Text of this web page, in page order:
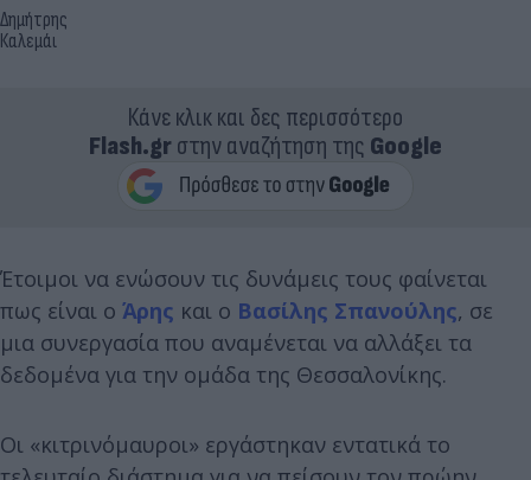
Δημήτρης
Καλεμάι
Κάνε κλικ και δες περισσότερο
Flash.grστην αναζήτηση της Google
Έτοιμοι να ενώσουν τις δυνάμεις τους φαίνεται
πως είναι ο Άρης και ο Βασίλης Σπανούλης, σε
μια συνεργασία που αναμένεται να αλλάξει τα
δεδομένα για την ομάδα της Θεσσαλονίκης.
Οι «κιτρινόμαυροι» εργάστηκαν εντατικά το